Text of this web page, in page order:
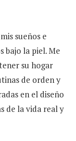
sueños e
bajo la piel. Me
su hogar
de orden y
en el diseño
de la vida real y